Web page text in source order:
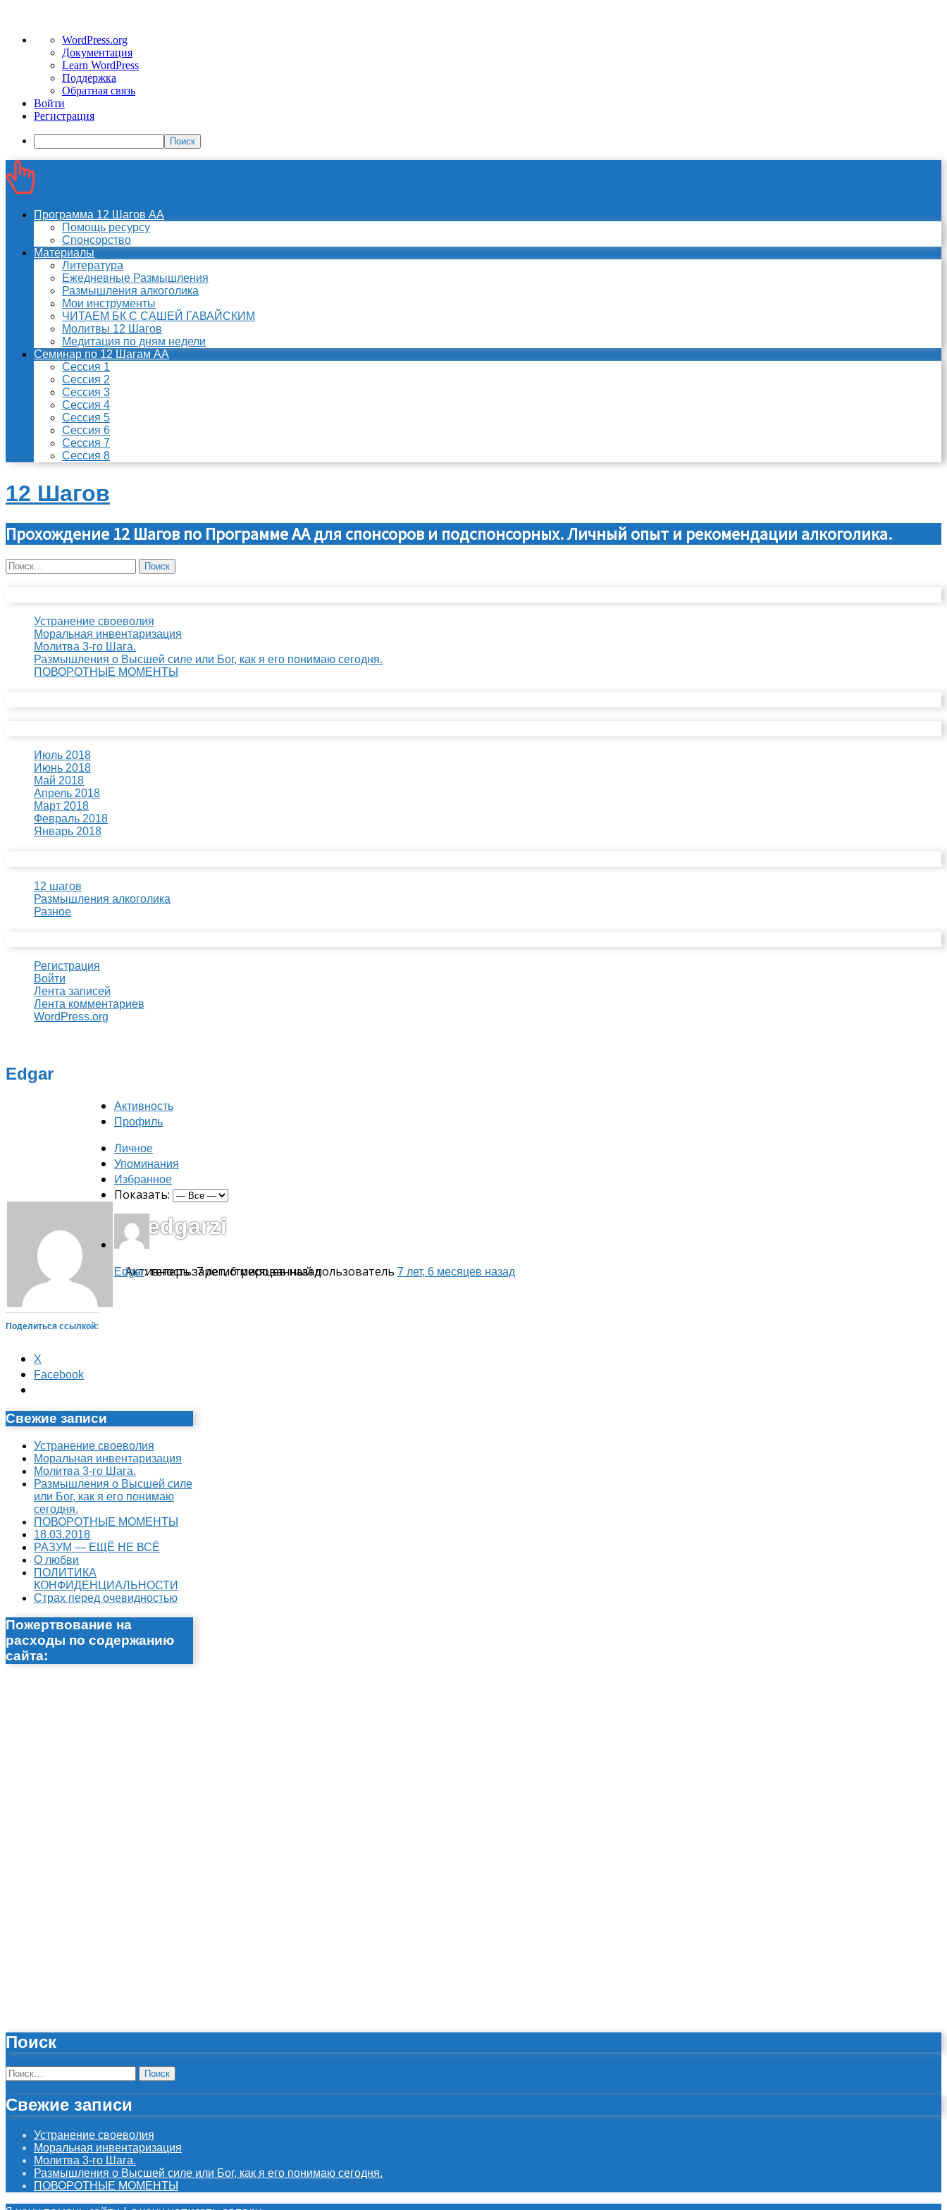
WordPress
WordPress.org
Документация
Learn WordPress
Поддержка
Обратная связь
Войти
Регистрация
Поиск
Программа 12 Шагов АА
Помощь ресурсу
Спонсорство
Материалы
Литература
Ежедневные Размышления
Размышления алкоголика
Мои инструменты
ЧИТАЕМ БК С САШЕЙ ГАВАЙСКИМ
Молитвы 12 Шагов
Медитация по дням недели
Семинар по 12 Шагам АА
Сессия 1
Сессия 2
Сессия 3
Сессия 4
Сессия 5
Сессия 6
Сессия 7
Сессия 8
12 Шагов
Прохождение 12 Шагов по Программе АА для спонсоров и подспонсорных. Личный опыт и рекомендации алкоголика.
Найти:
Устранение своеволия
Моральная инвентаризация
Молитва 3-го Шага.
Размышления о Высшей силе или Бог, как я его понимаю сегодня.
ПОВОРОТНЫЕ МОМЕНТЫ
Июль 2018
Июнь 2018
Май 2018
Апрель 2018
Март 2018
Февраль 2018
Январь 2018
12 шагов
Размышления алкоголика
Разное
Регистрация
Войти
Лента записей
Лента комментариев
WordPress.org
Edgar
@edgarzi
Активность: 7 лет, 6 месяцев назад
Активность
Профиль
Личное
Упоминания
Избранное
Показать:
Edgar: теперь зарегистрированный пользователь 7 лет, 6 месяцев назад
Поделиться ссылкой:
X
Facebook
Свежие записи
Устранение своеволия
Моральная инвентаризация
Молитва 3-го Шага.
Размышления о Высшей силе
или Бог, как я его понимаю
сегодня.
ПОВОРОТНЫЕ МОМЕНТЫ
18.03.2018
РАЗУМ — ЕЩЁ НЕ ВСЁ
О любви
ПОЛИТИКА
КОНФИДЕНЦИАЛЬНОСТИ
Страх перед очевидностью
Пожертвование на
расходы по содержанию
сайта:
Поиск
Найти:
Свежие записи
Устранение своеволия
Моральная инвентаризация
Молитва 3-го Шага.
Размышления о Высшей силе или Бог, как я его понимаю сегодня.
ПОВОРОТНЫЕ МОМЕНТЫ